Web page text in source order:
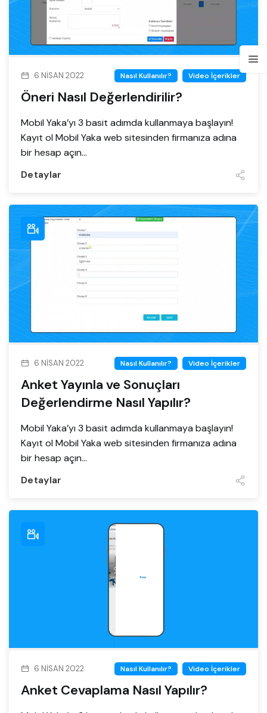
6 NISAN 2022 Nasıl Kullanılır? Video İçerikler
Öneri Nasıl Değerlendirilir?
Mobil Yaka’yı 3 basit adımda kullanmaya başlayın!
Kayıt ol Mobil Yaka web sitesinden firmanıza adına
bir hesap açın...
Detaylar
6 NISAN 2022 Nasıl Kullanılır? Video İçerikler
Anket Yayınla ve Sonuçları
Değerlendirme Nasıl Yapılır?
Mobil Yaka’yı 3 basit adımda kullanmaya başlayın!
Kayıt ol Mobil Yaka web sitesinden firmanıza adına
bir hesap açın...
Detaylar
6 NISAN 2022 Nasıl Kullanılır? Video İçerikler
Anket Cevaplama Nasıl Yapılır?